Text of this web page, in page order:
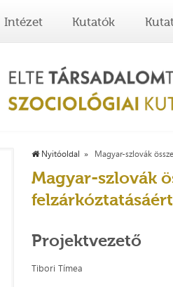
Intézet Kutatók
Nyitóoldal Magyar-szlovák
Magyar-szlovák
felzárkóztatásáért
Projektvezető
Tibori Tímea